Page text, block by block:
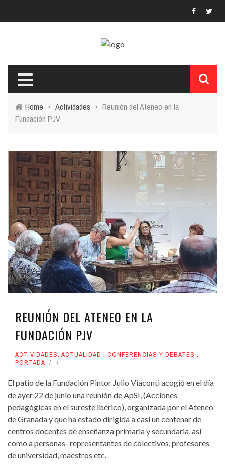
LA FUNDACIÓN
FUNDADOR Y SU OBRA
LA CASA MUSEO
ENLACES
Home › Actividades › Reunión del Ateneo en la
Fundación PJV
REUNIÓN DEL ATENEO EN LA
FUNDACIÓN PJV
ACTIVIDADES, ACTUALIDAD , CONFERENCIAS Y DEBATES ,
PORTADA
El patio de la Fundación Pintor Julio Viaconti acogió en el día
de ayer 22 de junio una reunión de ApSI, (Acciones
pedagógicas en el sureste ibérico), organizada por el Ateneo
de Granada y que ha estado dirigida a casi un centenar de
centros docentes de enseñanza primaria y secundaria, así
como a personas- representantes de colectivos, profesores
de universidad, maestros etc.